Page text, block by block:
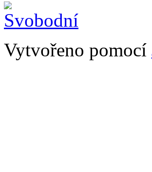
Vytvořeno pomocí